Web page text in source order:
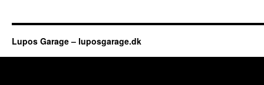
Lupos Garage – luposgarage.dk